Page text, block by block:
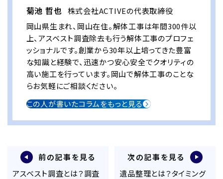
菊池 哲也 株式会社ACTIVEの代表取締役
岡山県生まれ、岡山在住。解体工事は年間300件以
上、アスベスト調査除去も行う解体工事のプロフェ
ッショナルです。創業から30年以上培ってきた豊富
な知識と経験で、迅速かつ安心安全でクオリティの
高い施工を行っています。岡山で解体工事のことな
らお気軽にご相談ください。
この人が書いたコラムをもっと見る
前の記事を見る
アスベスト調査とは？調査
次の記事を見る
遺品整理とは？タイミング